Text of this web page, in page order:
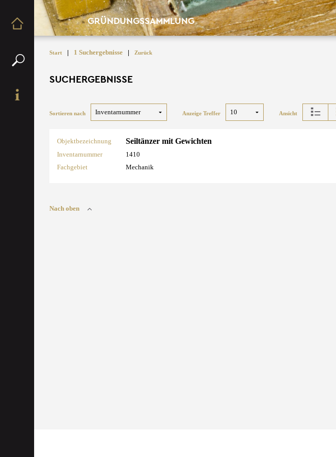
GRÜNDUNGSSAMMLUNG
Start | 1 Suchergebnisse | Zurück
SUCHERGEBNISSE
Sortieren nach Anzeige Treffer Ansicht
Objektbezeichnung Seiltänzer mit Gewichten
Inventarnummer
1410
Fachgebiet
Mechanik
Nach oben